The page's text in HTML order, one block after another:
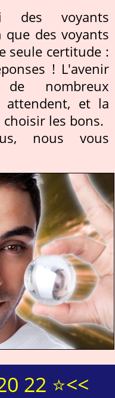
des voyants
des voyants
seule certitude :
! L'avenir
nombreux
attendent, et la
les bons.
nous vous
22 ⭐<<